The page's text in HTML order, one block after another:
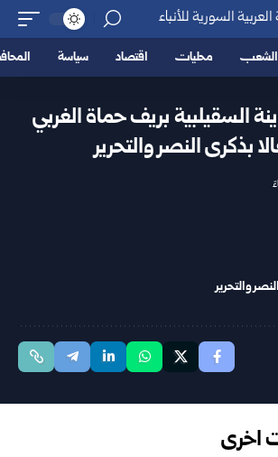
محليات اقتصاد سياسة
السقيلبية بريف حماة الغربي
بذكرى النصر والتحرير
والتحرير
اخرى